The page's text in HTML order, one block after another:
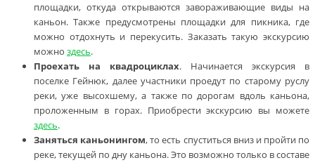
площадки, откуда открываются завораживающие виды на
каньон. Также предусмотрены площадки для пикника, где
можно отдохнуть и перекусить. Заказать такую экскурсию
можно здесь.
Проехать на квадроциклах. Начинается экскурсия в
поселке Гейнюк, далее участники проедут по старому руслу
реки, уже высохшему, а также по дорогам вдоль каньона,
проложенным в горах. Приобрести экскурсию вы можете
здесь.
Заняться каньонингом, то есть спуститься вниз и пройти по
реке, текущей по дну каньона. Это возможно только в составе